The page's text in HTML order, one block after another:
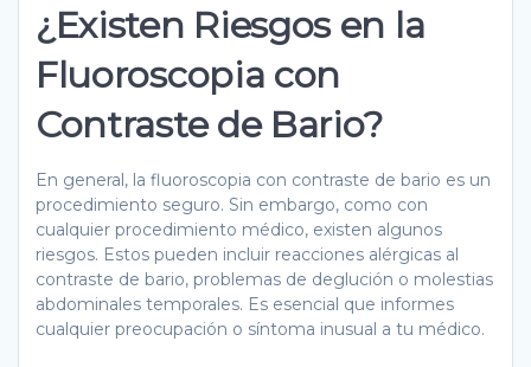
¿Existen Riesgos en la
Fluoroscopia con
Contraste de Bario?
En general, la fluoroscopia con contraste de bario es un
procedimiento seguro. Sin embargo, como con
cualquier procedimiento médico, existen algunos
riesgos. Estos pueden incluir reacciones alérgicas al
contraste de bario, problemas de deglución o molestias
abdominales temporales. Es esencial que informes
cualquier preocupación o síntoma inusual a tu médico.